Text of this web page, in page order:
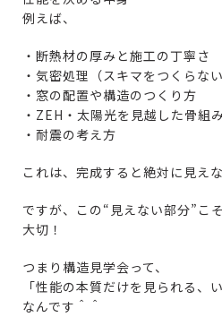
例えば、
・断熱材の厚みと施工の丁寧さ
・気密処理（スキマをつくらな
・窓の配置や構造のつくり方
・ZEH・太陽光を見越した骨組
・耐震の考え方
これは、完成すると絶対に見え
ですが、この“見えない部分”こ
大切！
つまり構造見学会って、
「性能の本質だけを見られる、
なんです＾＾